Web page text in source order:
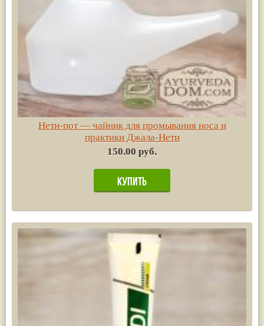
Нети-пот — чайник для промывания носа и
практики Джала-Нети
150.00 руб.